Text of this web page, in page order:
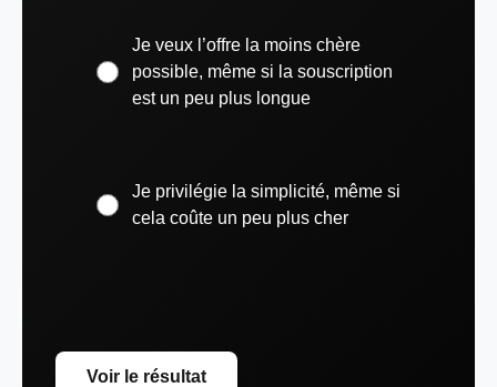
Je veux l’offre la moins chère
possible, même si la souscription
est un peu plus longue
Je privilégie la simplicité, même si
cela coûte un peu plus cher
Voir le résultat